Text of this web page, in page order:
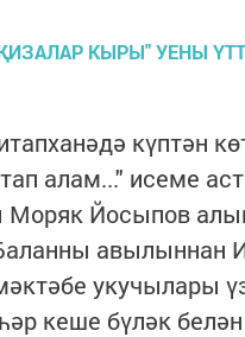
күптән
алам..." исеме
Йосыпов
авылыннан
укучылары
кеше бүләк